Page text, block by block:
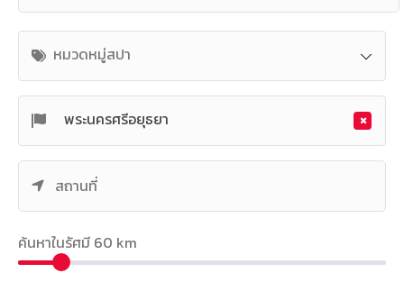
หมวดหมู่สปา
×
พระนครศรีอยุธยา
ค้นหาในรัศมี 60 km